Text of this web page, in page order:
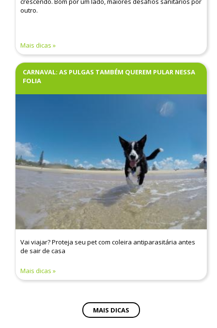
outro.
Mais dicas
CARNAVAL: AS PULGAS TAMBÉM QUEREM PULAR NESSA
FOLIA
Vai viajar? Proteja seu pet com coleira antiparasitária antes
de sair de casa
Mais dicas
MAIS DICAS